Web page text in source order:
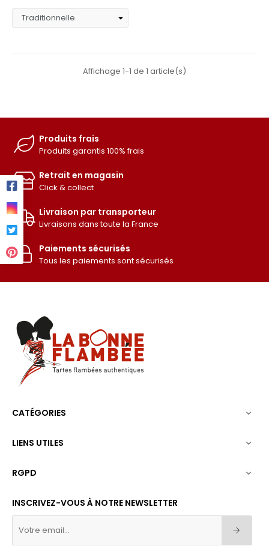
Affichage 1-1 de 1 article(s)
Produits frais
Produits garantis 100% frais
Retrait en magasin
Click & collect
Livraison par transporteur
Livraisons dans toute la France
Paiements sécurisés
Tous les paiements sont sécurisés
CATÉGORIES 
LIENS UTILES 
RGPD 
INSCRIVEZ-VOUS À NOTRE NEWSLETTER